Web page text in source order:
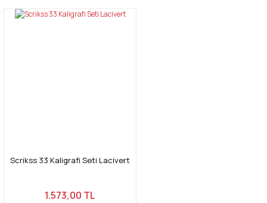
Scrikss 33 Kaligrafi Seti Lacivert
1.573,00 TL